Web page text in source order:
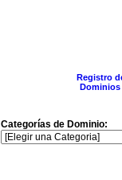
Registro
Dominios
Categorías de Dominio: